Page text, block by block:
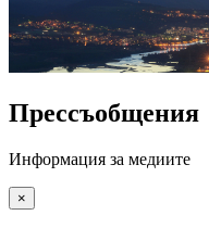
Прессъобщения
Информация за медиите
×